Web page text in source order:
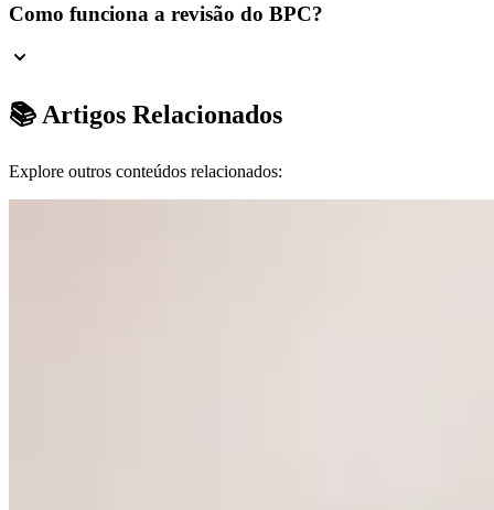
Como funciona a revisão do BPC?
📚 Artigos Relacionados
Explore outros conteúdos relacionados: